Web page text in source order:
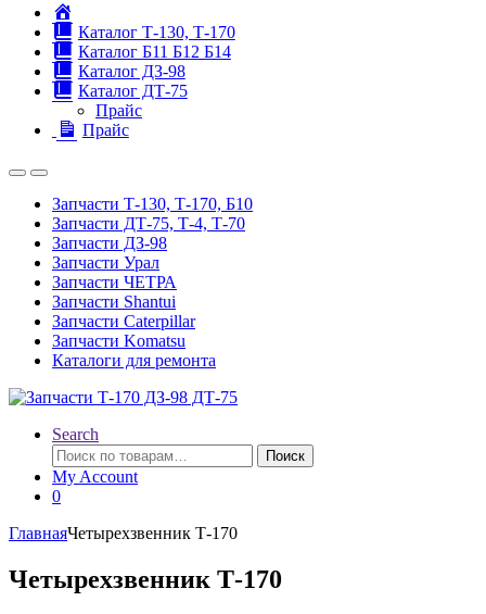
Каталог Т-130, Т-170
Каталог Б11 Б12 Б14
Каталог ДЗ-98
Каталог ДТ-75
Прайс
Прайс
Запчасти Т-130, Т-170, Б10
Запчасти ДТ-75, Т-4, Т-70
Запчасти ДЗ-98
Запчасти Урал
Запчасти ЧЕТРА
Запчасти Shantui
Запчасти Caterpillar
Запчасти Komatsu
Каталоги для ремонта
Search
Искать:
Поиск
My Account
0
ГлавнаяЧетырехзвенник Т-170
Четырехзвенник Т-170